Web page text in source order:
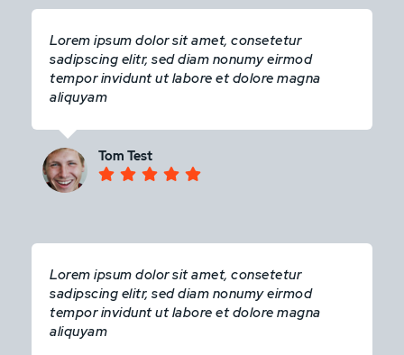
Lorem ipsum dolor sit amet, consetetur
sadipscing elitr, sed diam nonumy eirmod
tempor invidunt ut labore et dolore magna
aliquyam
Tom Test
Lorem ipsum dolor sit amet, consetetur
sadipscing elitr, sed diam nonumy eirmod
tempor invidunt ut labore et dolore magna
aliquyam